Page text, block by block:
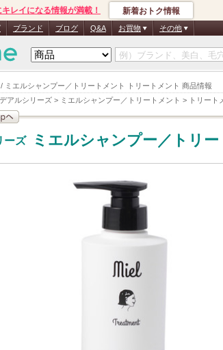
ミエルシャンプー／トリートメント トリートメント 商品情報
アルシリーズ > ミエルシャンプー／トリートメント > トリート
レイになる情報が満載！ 新着おトク情報
ブランド ブログ Q&A お買物 その他
ーズ ミエルシャンプー／トリー